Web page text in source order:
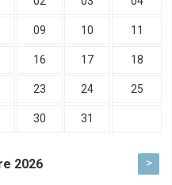
09 10 11
16 17 18
23 24 25
30 31
2026 >